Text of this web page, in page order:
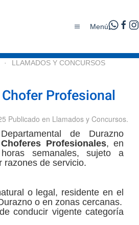
Menú
LLAMADOS Y CONCURSOS
Profesional
Publicado en Llamados y Concursos.
de Durazno
Choferes Profesionales, en
semanales, sujeto a
razones de servicio.
o legal, residente en el
o en zonas cercanas.
conducir vigente categoría